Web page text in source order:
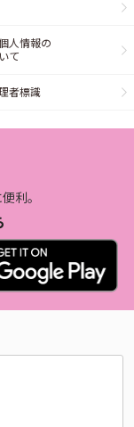
人情報の
て
者標識
利。